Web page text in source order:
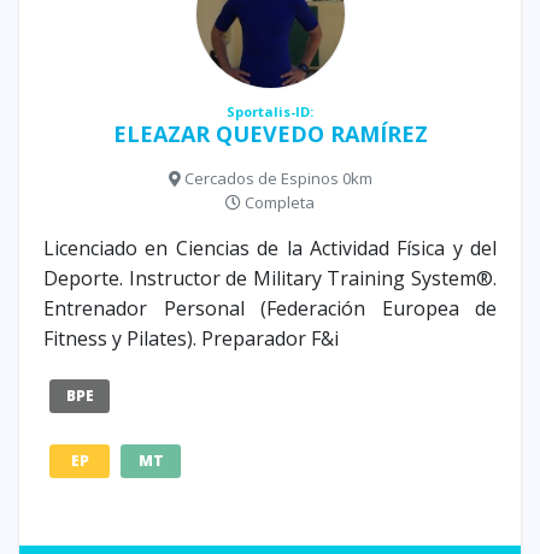
Sportalis-ID:
ELEAZAR QUEVEDO RAMÍREZ
Cercados de Espinos 0km
Completa
Licenciado en Ciencias de la Actividad Física y del
Deporte. Instructor de Military Training System®.
Entrenador Personal (Federación Europea de
Fitness y Pilates). Preparador F&i
BPE
EP MT